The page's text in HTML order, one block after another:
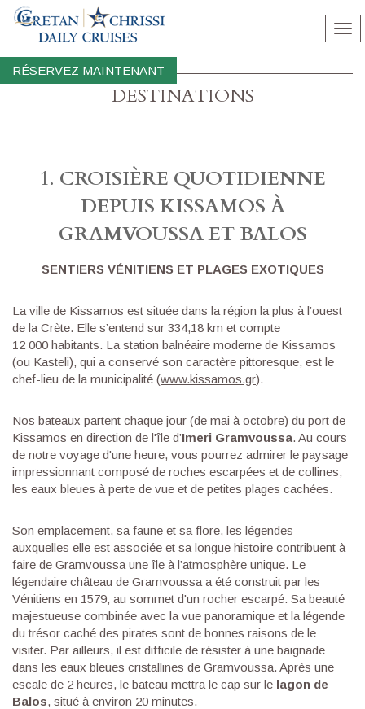
RÉSERVEZ MAINTENANT
DESTINATIONS
1. CROISIÈRE QUOTIDIENNE
DEPUIS KISSAMOS À
GRAMVOUSSA ET BALOS
SENTIERS VÉNITIENS ET PLAGES EXOTIQUES
La ville de Kissamos est située dans la région la plus à l’ouest
de la Crète. Elle s’entend sur 334,18 km et compte
12 000 habitants. La station balnéaire moderne de Kissamos
(ou Kasteli), qui a conservé son caractère pittoresque, est le
chef-lieu de la municipalité (www.kissamos.gr).
Nos bateaux partent chaque jour (de mai à octobre) du port de
Kissamos en direction de l'île d’Imeri Gramvoussa. Au cours
de notre voyage d'une heure, vous pourrez admirer le paysage
impressionnant composé de roches escarpées et de collines,
les eaux bleues à perte de vue et de petites plages cachées.
Son emplacement, sa faune et sa flore, les légendes
auxquelles elle est associée et sa longue histoire contribuent à
faire de Gramvoussa une île à l’atmosphère unique. Le
légendaire château de Gramvoussa a été construit par les
Vénitiens en 1579, au sommet d'un rocher escarpé. Sa beauté
majestueuse combinée avec la vue panoramique et la légende
du trésor caché des pirates sont de bonnes raisons de le
visiter. Par ailleurs, il est difficile de résister à une baignade
dans les eaux bleues cristallines de Gramvoussa. Après une
escale de 2 heures, le bateau mettra le cap sur le lagon de
Balos, situé à environ 20 minutes.